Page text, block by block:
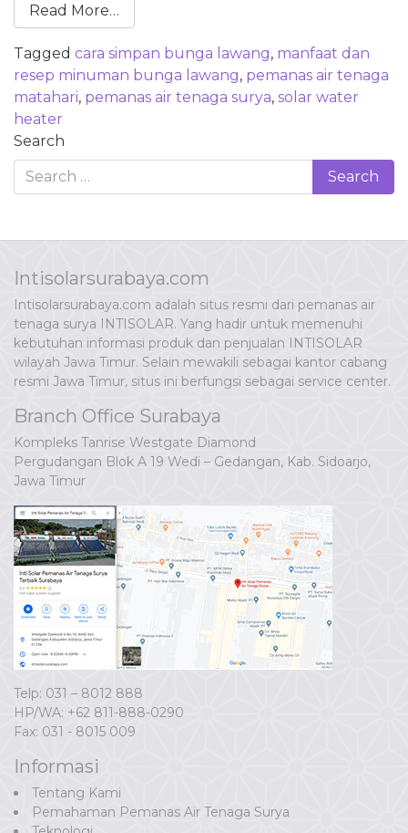
Read More…
Tagged cara simpan bunga lawang, manfaat dan
resep minuman bunga lawang, pemanas air tenaga
matahari, pemanas air tenaga surya, solar water
heater
Search
Intisolarsurabaya.com
Intisolarsurabaya.com adalah situs resmi dari pemanas air
tenaga surya INTISOLAR. Yang hadir untuk memenuhi
kebutuhan informasi produk dan penjualan INTISOLAR
wilayah Jawa Timur. Selain mewakili sebagai kantor cabang
resmi Jawa Timur, situs ini berfungsi sebagai service center.
Branch Office Surabaya
Kompleks Tanrise Westgate Diamond
Pergudangan Blok A 19 Wedi – Gedangan, Kab. Sidoarjo,
Jawa Timur
Telp: 031 – 8012 888
HP/WA: +62 811-888-0290
Fax: 031 - 8015 009
Informasi
Tentang Kami
Pemahaman Pemanas Air Tenaga Surya